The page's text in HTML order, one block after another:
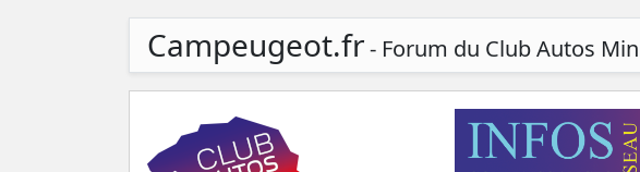
Campeugeot.fr- Forum du Club Autos